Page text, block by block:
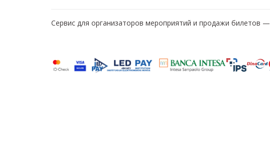
Сервис для организаторов мероприятий и продажи билетов —